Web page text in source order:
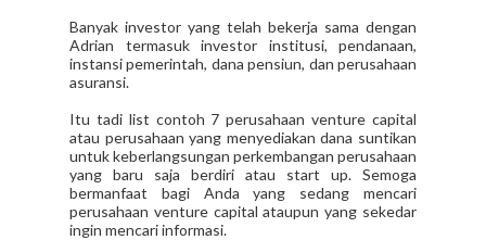
Banyak investor yang telah bekerja sama dengan
Adrian termasuk investor institusi, pendanaan,
instansi pemerintah, dana pensiun, dan perusahaan
asuransi.
Itu tadi list contoh 7 perusahaan venture capital
atau perusahaan yang menyediakan dana suntikan
untuk keberlangsungan perkembangan perusahaan
yang baru saja berdiri atau start up. Semoga
bermanfaat bagi Anda yang sedang mencari
perusahaan venture capital ataupun yang sekedar
ingin mencari informasi.